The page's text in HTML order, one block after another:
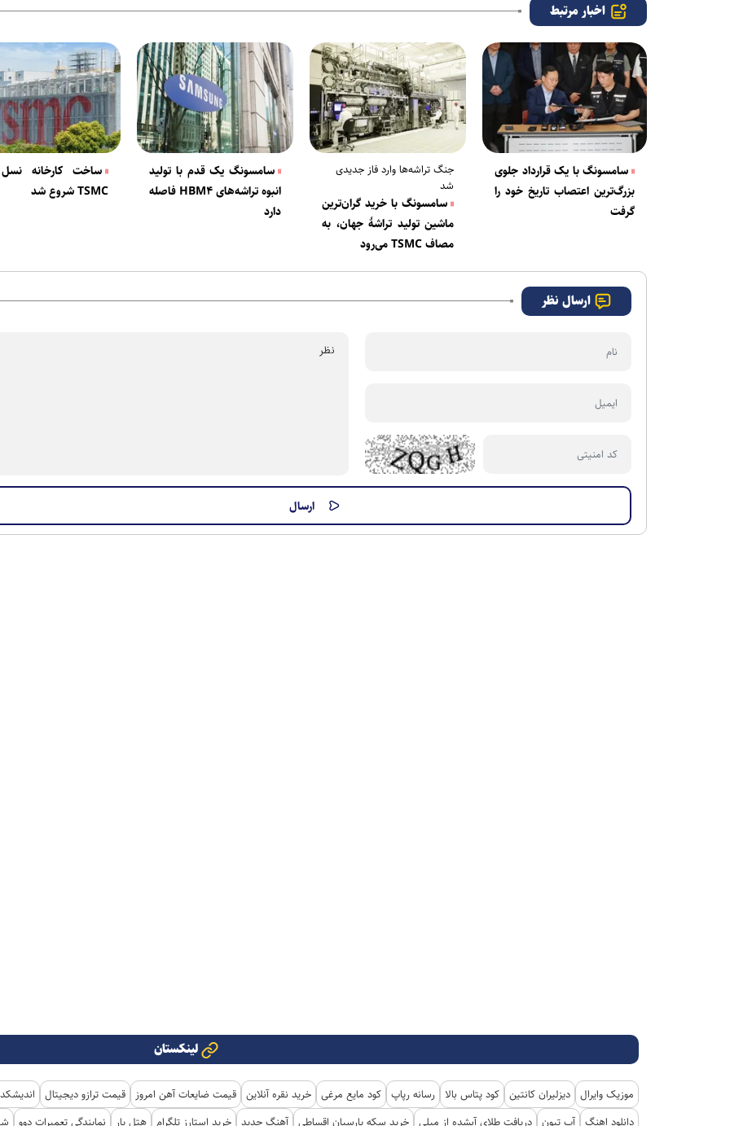
اخبار مرتبط
سامسونگ با یک قرارداد جلوی
بزرگ‌ترین اعتصاب تاریخ خود را
گرفت
جنگ تراشه‌ها وارد فاز جدیدی
شد
سامسونگ با خرید گران‌ترین
ماشین تولید تراشۀ جهان، به
مصاف TSMC می‌رود
سامسونگ یک قدم با تولید
انبوه تراشه‌های HBM۴ فاصله
دارد
ساخت کارخانه
TSMC شروع شد
ارسال نظر
لینکستان
موزیک وایرال دیزلیران کانتین کود پتاس بالا رسانه رپاپ کود مایع مرغی خرید نقره آنلاین قیمت ضایعات آهن امروز قیمت ترازو دیجیتال
دانلود اهنگ آپ تیون دریافت طلای آبشده از میلی خرید سکه پارسیان اقساطی آهنگ جدید خرید استارز تلگرام هتل یار نمایندگی تعمیرات دوو